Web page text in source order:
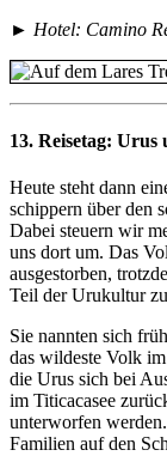
► Hotel: Camino
13. Reisetag: Urus
Heute steht dann
schippern über den
Dabei steuern wir
uns dort um. Das
ausgestorben,
Teil der Urukultur
Sie nannten sich
das wildeste Volk
die Urus sich bei
im Titicacasee
unterworfen
Familien auf den